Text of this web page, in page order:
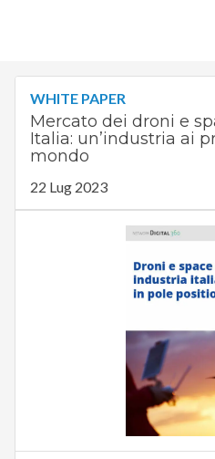
WHITE PAPER
Mercato dei droni e
Italia: un’industria ai
mondo
22 Lug 2023